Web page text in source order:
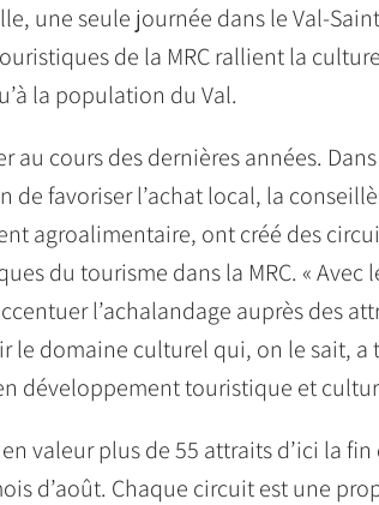
une seule journée dans le Val-
de la MRC rallient la
la population du Val.
au cours des dernières années.
de favoriser l’achat local, la
agroalimentaire, ont créé des
du tourisme dans la MRC. « Avec
l’achalandage auprès des
le domaine culturel qui, on le sait,
développement touristique et
valeur plus de 55 attraits d’ici la
d’août. Chaque circuit est une